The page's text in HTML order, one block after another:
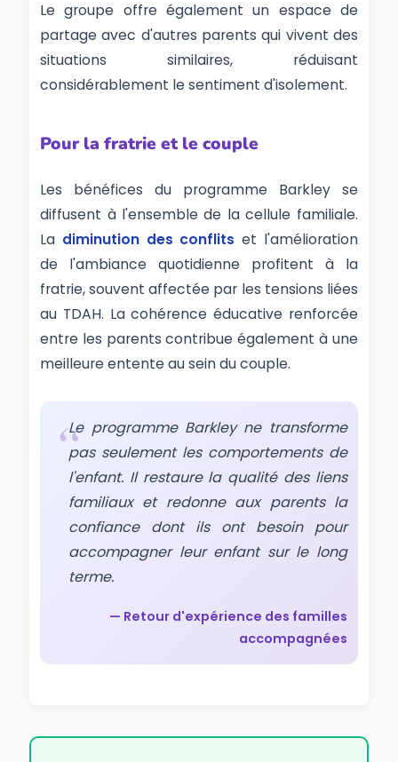
Le groupe offre également un espace de
partage avec d'autres parents qui vivent des
situations similaires, réduisant
considérablement le sentiment d'isolement.
Pour la fratrie et le couple
Les bénéfices du programme Barkley se
diffusent à l'ensemble de la cellule familiale.
La diminution des conflits et l'amélioration
de l'ambiance quotidienne profitent à la
fratrie, souvent affectée par les tensions liées
au TDAH. La cohérence éducative renforcée
entre les parents contribue également à une
meilleure entente au sein du couple.
Le programme Barkley ne transforme
pas seulement les comportements de
l'enfant. Il restaure la qualité des liens
familiaux et redonne aux parents la
confiance dont ils ont besoin pour
accompagner leur enfant sur le long
terme.
— Retour d'expérience des familles
accompagnées